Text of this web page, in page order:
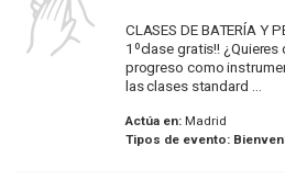
CLASES DE BATERÍA Y
1ºclase gratis!!
progreso como
las clases standard ...
Actúa en:Madrid
Tipos de evento: